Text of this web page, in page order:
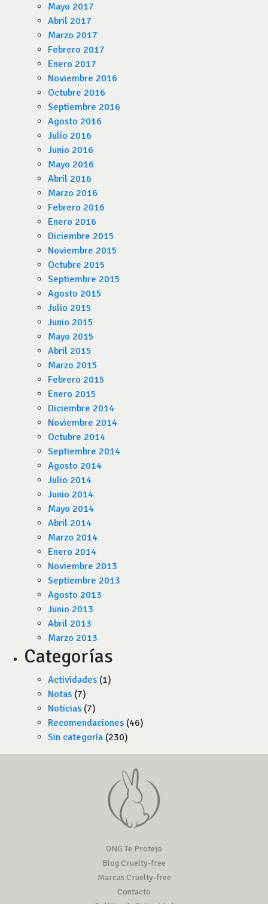
Mayo 2017
Abril 2017
Marzo 2017
Febrero 2017
Enero 2017
Noviembre 2016
Octubre 2016
Septiembre 2016
Agosto 2016
Julio 2016
Junio 2016
Mayo 2016
Abril 2016
Marzo 2016
Febrero 2016
Enero 2016
Diciembre 2015
Noviembre 2015
Octubre 2015
Septiembre 2015
Agosto 2015
Julio 2015
Junio 2015
Mayo 2015
Abril 2015
Marzo 2015
Febrero 2015
Enero 2015
Diciembre 2014
Noviembre 2014
Octubre 2014
Septiembre 2014
Agosto 2014
Julio 2014
Junio 2014
Mayo 2014
Abril 2014
Marzo 2014
Enero 2014
Noviembre 2013
Septiembre 2013
Agosto 2013
Junio 2013
Abril 2013
Marzo 2013
Categorías
Actividades (1)
Notas (7)
Noticias (7)
Recomendaciones (46)
Sin categoría (230)
ONG Te Protejo
Blog Cruelty-free
Marcas Cruelty-free
Contacto